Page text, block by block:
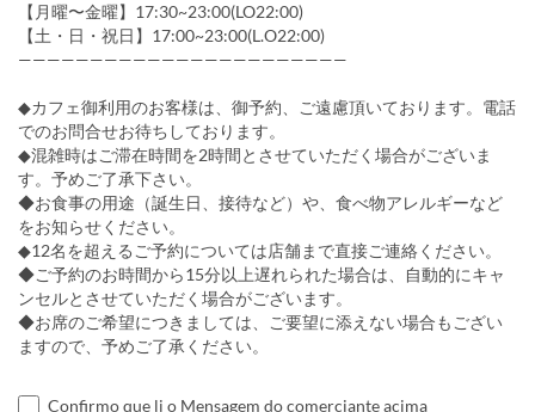
【月曜〜金曜】17:30~23:00(LO22:00)
【土・日・祝日】17:00~23:00(L.O22:00)
———————————————————————
◆カフェ御利用のお客様は、御予約、ご遠慮頂いております。電話
でのお問合せお待ちしております。
◆混雑時はご滞在時間を2時間とさせていただく場合がございま
す。予めご了承下さい。
◆お食事の用途（誕生日、接待など）や、食べ物アレルギーなど
をお知らせください。
◆12名を超えるご予約については店舗まで直接ご連絡ください。
◆ご予約のお時間から15分以上遅れられた場合は、自動的にキャ
ンセルとさせていただく場合がございます。
◆お席のご希望につきましては、ご要望に添えない場合もござい
ますので、予めご了承ください。
Confirmo que li o Mensagem do comerciante acima